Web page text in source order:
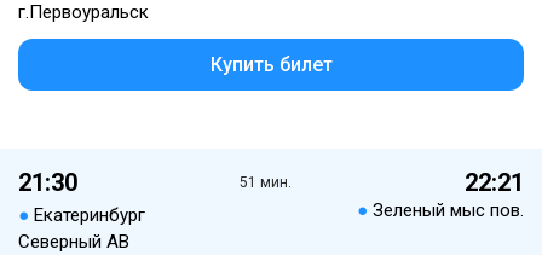
г.Первоуральск
Купить билет
21:30
● Екатеринбург
Северный АВ
51 мин. 22:21
● Зеленый мыс пов.